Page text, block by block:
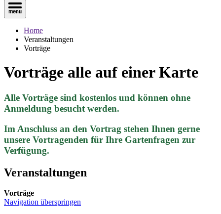
Home
Veranstaltungen
Vorträge
Vorträge alle auf einer Karte
Alle Vorträge sind kostenlos und können ohne
Anmeldung besucht werden.
Im Anschluss an den Vortrag stehen Ihnen gerne
unsere Vortragenden für Ihre Gartenfragen zur
Verfügung.
Veranstaltungen
Vorträge
Navigation überspringen